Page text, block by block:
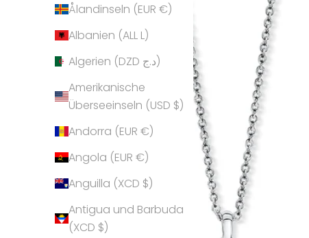
Ålandinseln (EUR €)
Albanien (ALL L)
Algerien (DZD د.ج)
Amerikanische
Überseeinseln (USD $)
Andorra (EUR €)
Angola (EUR €)
Anguilla (XCD $)
Antigua und Barbuda
(XCD $)